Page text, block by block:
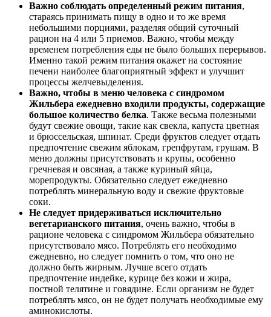
Важно соблюдать определенный режим питания,
стараясь принимать пищу в одно и то же время
небольшими порциями, разделяя общий суточный
рацион на 4 или 5 приемов. Важно, чтобы между
временем потребления еды не было больших перерывов.
Именно такой режим питания окажет на состояние
печени наиболее благоприятный эффект и улучшит
процессы желчевыделения.
Важно, чтобы в меню человека с синдромом
Жильбера ежедневно входили продукты, содержащие
большое количество белка. Также весьма полезными
будут свежие овощи, такие как свекла, капуста цветная
и брюссельская, шпинат. Среди фруктов следует отдать
предпочтение свежим яблокам, грепфрутам, грушам. В
меню должны присутствовать и крупы, особенно
гречневая и овсяная, а также куриный яйца,
морепродукты. Обязательно следует ежедневно
потреблять минеральную воду и свежие фруктовые
соки.
Не следует придерживаться исключительно
вегетарианского питания, очень важно, чтобы в
рационе человека с синдромом Жильбера обязательно
присутствовало мясо. Потреблять его необходимо
ежедневно, но следует помнить о том, что оно не
должно быть жирным. Лучше всего отдать
предпочтение индейке, курице без кожи и жира,
постной телятине и говядине. Если организм не будет
потреблять мясо, он не будет получать необходимые ему
аминокислоты.